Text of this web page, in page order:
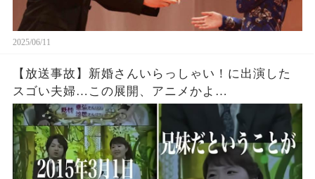
2025/06/11
【放送事故】新婚さんいらっしゃい！に出演した
スゴい夫婦…この展開、アニメかよ…